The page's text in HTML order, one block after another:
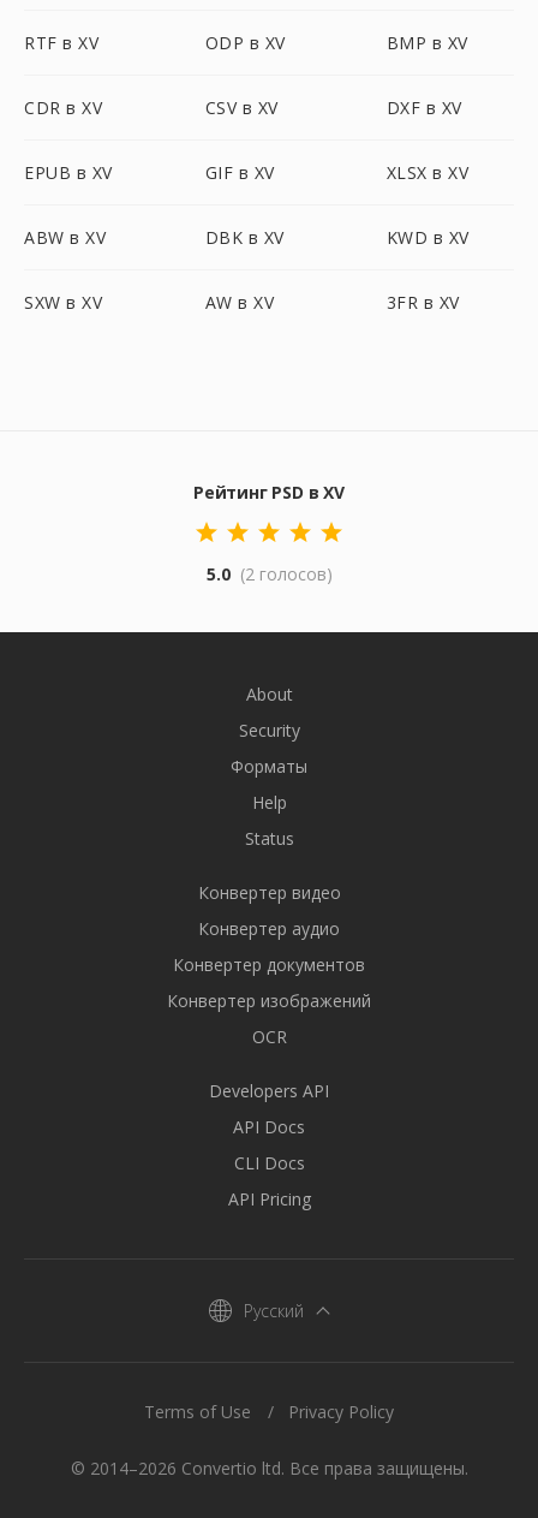
RTF в XV ODP в XV BMP в XV
CDR в XV CSV в XV DXF в XV
EPUB в XV GIF в XV XLSX в XV
ABW в XV DBK в XV KWD в XV
SXW в XV AW в XV 3FR в XV
Рейтинг PSD в XV
5.0 (2 голосов)
About
Security
Форматы
Help
Status
Конвертер видео
Конвертер аудио
Конвертер документов
Конвертер изображений
OCR
Developers API
API Docs
CLI Docs
API Pricing
Русский
© 2014–2026 Convertio ltd. Все права защищены.
Terms of Use Privacy Policy